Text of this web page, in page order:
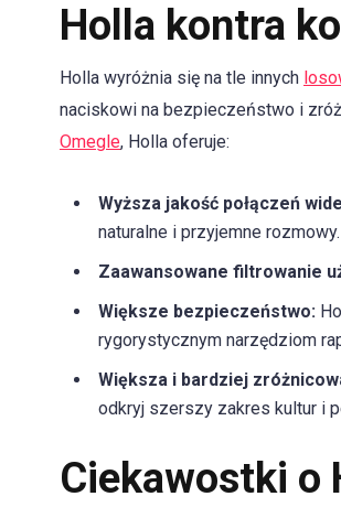
Holla kontra
Holla wyróżnia się na tle innych
naciskowi na bezpieczeństwo i
Omegle, Holla oferuje:
Wyższa jakość połączeń
naturalne i przyjemne rozmowy.
Zaawansowane filtrowanie
Większe bezpieczeństwo:
rygorystycznym narzędziom
Większa i bardziej
odkryj szerszy zakres kultur i
Ciekawostki o